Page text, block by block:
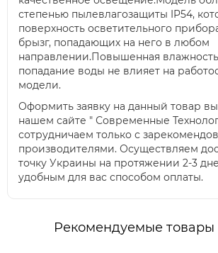
степенью пылевлагозащиты IP54,
поверхность осветительного
брызг, попадающих на него в любом
направлении.Повышенная
попадание воды не влияет на
модели.
Оформить заявку на данный товар
нашем сайте " Современные
сотрудничаем только с
производителями. Осуществляем
точку Украины на протяжении 2-3
удобным для вас способом оплаты.
Рекомендуемые товары